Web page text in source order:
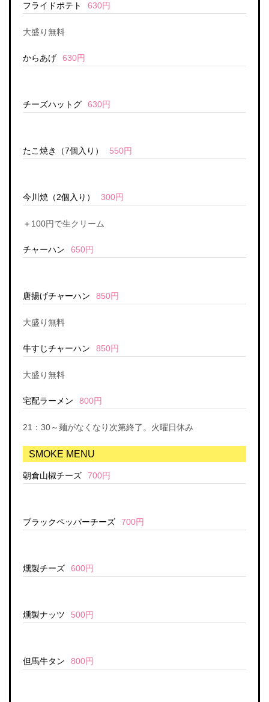
フライドポテト 630円
大盛り無料
からあげ 630円
チーズハットグ 630円
たこ焼き（7個入り） 550円
今川焼（2個入り） 300円
＋100円で生クリーム
チャーハン 650円
唐揚げチャーハン 850円
大盛り無料
牛すじチャーハン 850円
大盛り無料
宅配ラーメン 800円
21：30～麺がなくなり次第終了。火曜日休み
SMOKE MENU
朝倉山椒チーズ 700円
ブラックペッパーチーズ 700円
燻製チーズ 600円
燻製ナッツ 500円
但馬牛タン 800円